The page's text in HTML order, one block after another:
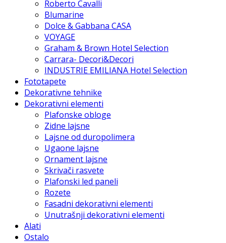
Roberto Cavalli
Blumarine
Dolce & Gabbana CASA
VOYAGE
Graham & Brown Hotel Selection
Carrara- Decori&Decori
INDUSTRIE EMILIANA Hotel Selection
Fototapete
Dekorativne tehnike
Dekorativni elementi
Plafonske obloge
Zidne lajsne
Lajsne od duropolimera
Ugaone lajsne
Ornament lajsne
Skrivači rasvete
Plafonski led paneli
Rozete
Fasadni dekorativni elementi
Unutrašnji dekorativni elementi
Alati
Ostalo